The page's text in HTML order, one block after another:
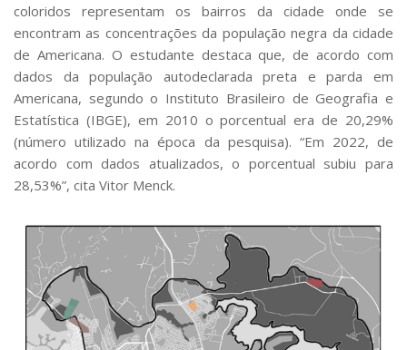
coloridos representam os bairros da cidade onde se
encontram as concentrações da população negra da cidade
de Americana. O estudante destaca que, de acordo com
dados da população autodeclarada preta e parda em
Americana, segundo o Instituto Brasileiro de Geografia e
Estatística (IBGE), em 2010 o porcentual era de 20,29%
(número utilizado na época da pesquisa). “Em 2022, de
acordo com dados atualizados, o porcentual subiu para
28,53%”, cita Vitor Menck.